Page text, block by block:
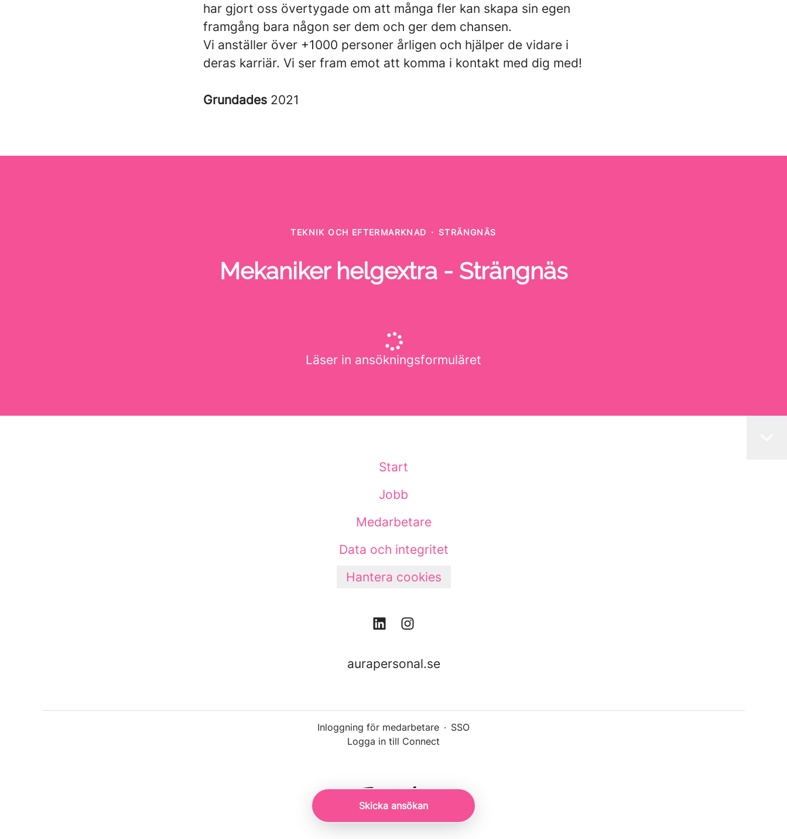
har gjort oss övertygade om att många fler kan skapa sin egen
framgång bara någon ser dem och ger dem chansen.
Vi anställer över +1000 personer årligen och hjälper de vidare i
deras karriär. Vi ser fram emot att komma i kontakt med dig med!
Grundades 2021
Skicka ansökan
TEKNIK OCH EFTERMARKNAD · STRÄNGNÄS
Mekaniker helgextra - Strängnäs
Läser in ansökningsformuläret
Start
Jobb
Medarbetare
Data och integritet
Hantera cookies
aurapersonal.se
Inloggning för medarbetare · SSO
Logga in till Connect
Rekryteringsverktygfrån Teamtailor